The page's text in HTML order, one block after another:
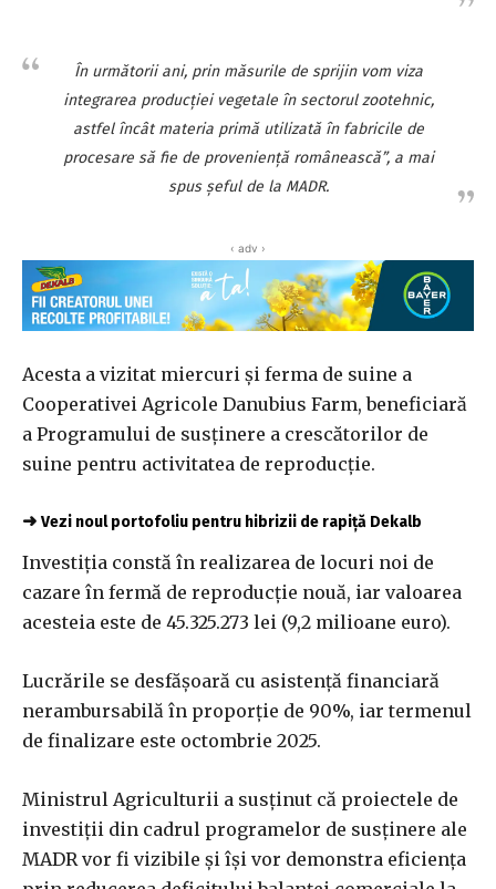
În următorii ani, prin măsurile de sprijin vom viza
integrarea producţiei vegetale în sectorul zootehnic,
astfel încât materia primă utilizată în fabricile de
procesare să fie de provenienţă românească”, a mai
spus şeful de la MADR.
‹ adv ›
Acesta a vizitat miercuri şi ferma de suine a
Cooperativei Agricole Danubius Farm, beneficiară
a Programului de susţinere a crescătorilor de
suine pentru activitatea de reproducţie.
➜ Vezi noul portofoliu pentru hibrizii de rapiță Dekalb
Investiţia constă în realizarea de locuri noi de
cazare în fermă de reproducţie nouă, iar valoarea
acesteia este de 45.325.273 lei (9,2 milioane euro).
Lucrările se desfăşoară cu asistenţă financiară
nerambursabilă în proporţie de 90%, iar termenul
de finalizare este octombrie 2025.
Ministrul Agriculturii a susţinut că proiectele de
investiţii din cadrul programelor de susţinere ale
MADR vor fi vizibile şi îşi vor demonstra eficienţa